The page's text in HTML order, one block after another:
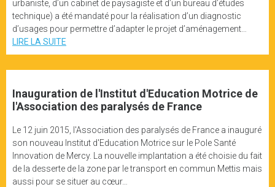
urbaniste, d’un cabinet de paysagiste et d’un bureau d’études
technique) a été mandaté pour la réalisation d’un diagnostic
d’usages pour permettre d’adapter le projet d’aménagement…
LIRE LA SUITE
Inauguration de l'Institut d'Education Motrice de
l'Association des paralysés de France
Le 12 juin 2015, l'Association des paralysés de France a inauguré
son nouveau Institut d'Education Motrice sur le Pole Santé
Innovation de Mercy. La nouvelle implantation a été choisie du fait
de la desserte de la zone par le transport en commun Mettis mais
aussi pour se situer au cœur…